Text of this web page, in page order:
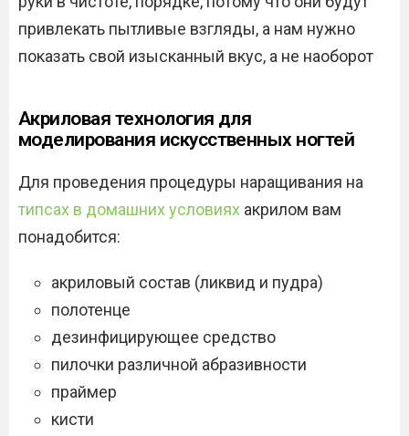
привлекать пытливые взгляды, а нам нужно
показать свой изысканный вкус, а не наоборот
Акриловая технология для
моделирования искусственных ногтей
Для проведения процедуры наращивания на
типсах в домашних условиях акрилом вам
понадобится:
акриловый состав (ликвид и пудра)
полотенце
дезинфицирующее средство
пилочки различной абразивности
праймер
кисти